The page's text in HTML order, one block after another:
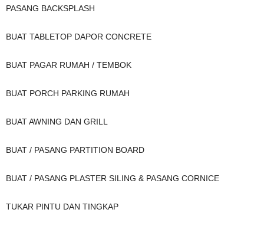
PASANG BACKSPLASH
BUAT TABLETOP DAPOR CONCRETE
BUAT PAGAR RUMAH / TEMBOK
BUAT PORCH PARKING RUMAH
BUAT AWNING DAN GRILL
BUAT / PASANG PARTITION BOARD
BUAT / PASANG PLASTER SILING & PASANG CORNICE
TUKAR PINTU DAN TINGKAP